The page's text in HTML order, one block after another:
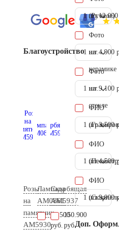
Благоустройство
Розы
на
памятник
AM5930
Лампада
AM0861
86.500
руб.
Скорбящая
AM5937
150.900
руб.
(Ручное)
1 шт.
Фото
на
керамике
1 шт. 4.900
Фото
на
стекле
1 шт. 9.100
ФИО
1 шт.3.500
ФИО
1 шт.4.500
ФИО
1 шт.9.000
Доп.